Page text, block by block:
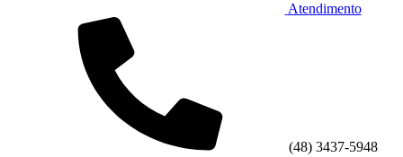
Atendimento
(48) 3437-5948